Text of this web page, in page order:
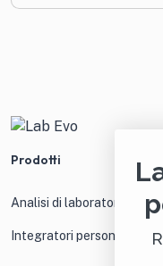
Prodotti
Analisi di laboratorio
Integratori personalizzati